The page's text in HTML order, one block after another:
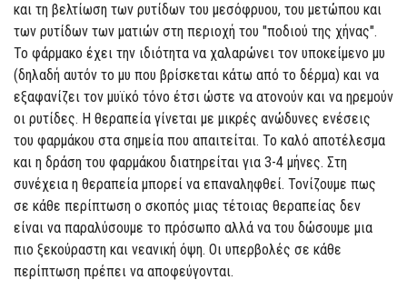
και τη βελτίωση των ρυτίδων του μεσόφρυου, του μετώπου και
των ρυτίδων των ματιών στη περιοχή του "ποδιού της χήνας".
Το φάρμακο έχει την ιδιότητα να χαλαρώνει τον υποκείμενο μυ
(δηλαδή αυτόν το μυ που βρίσκεται κάτω από το δέρμα) και να
εξαφανίζει τον μυϊκό τόνο έτσι ώστε να ατονούν και να ηρεμούν
οι ρυτίδες. Η θεραπεία γίνεται με μικρές ανώδυνες ενέσεις
του φαρμάκου στα σημεία που απαιτείται. Το καλό αποτέλεσμα
και η δράση του φαρμάκου διατηρείται για 3-4 μήνες. Στη
συνέχεια η θεραπεία μπορεί να επαναληφθεί. Τονίζουμε πως
σε κάθε περίπτωση ο σκοπός μιας τέτοιας θεραπείας δεν
είναι να παραλύσουμε το πρόσωπο αλλά να του δώσουμε μια
πιο ξεκούραστη και νεανική όψη. Οι υπερβολές σε κάθε
περίπτωση πρέπει να αποφεύγονται.